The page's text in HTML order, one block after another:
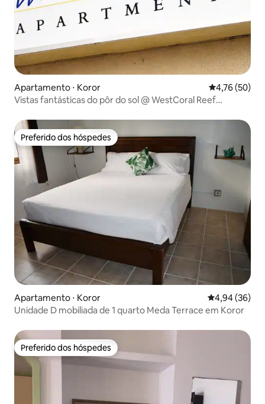
Apartamento ⋅ Koror 4,76 de uma
4,76 (50)
Vistas fantásticas do pôr do sol @ WestCoral Reef
Preferido dos hóspedes
Preferido dos hóspedes
Apartamento ⋅ Koror 4,94 de uma
4,94 (36)
Unidade D mobiliada de 1 quarto Meda Terrace em Koror
Preferido dos hóspedes
Preferido dos hóspedes